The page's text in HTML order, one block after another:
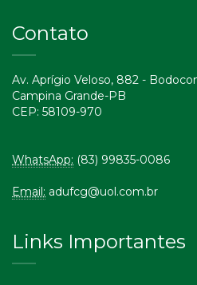
Contato
Av. Aprígio Veloso, 882 -
Campina Grande-PB
CEP: 58109-970
WhatsApp: (83) 99835-0086
Email: adufcg@uol.com.br
Links Importantes